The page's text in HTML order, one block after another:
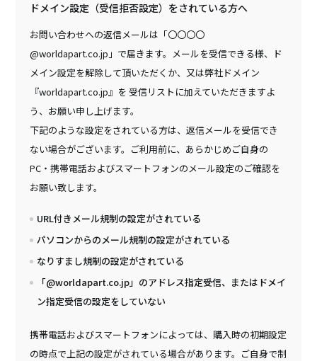
ドメイン設定（受信拒否設定）をされている方へ
お問い合わせへの返信メールは「〇〇〇〇
@worldapart.co.jp」で届きます。メールを受信できる様、ド
メイン設定を解除して頂いただくか、又は弊社ドメイン
『worldapart.co.jp』を 受信リストに加えていただきますよ
う、お願い申し上げます。
下記のような設定をされている方は、返信メールを受信でき
ない場合がございます。ご利用前に、あらかじめご自身の
PC・携帯電話およびスマートフォンのメール設定のご確認を
お願い致します。
URL付きメール規制の設定がされている
パソコンからのメール規制の設定がされている
なりすまし規制の設定がされている
「@worldapart.co.jp」のアドレス指定受信、またはドメイ
ン指定受信の設定をしていない
携帯電話およびスマートフォンによっては、購入時の初期設定
の時点で上記の設定がされている場合があります。ご自身で制